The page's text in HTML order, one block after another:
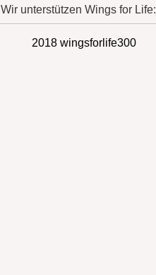
Wir unterstützen Wings for Life: